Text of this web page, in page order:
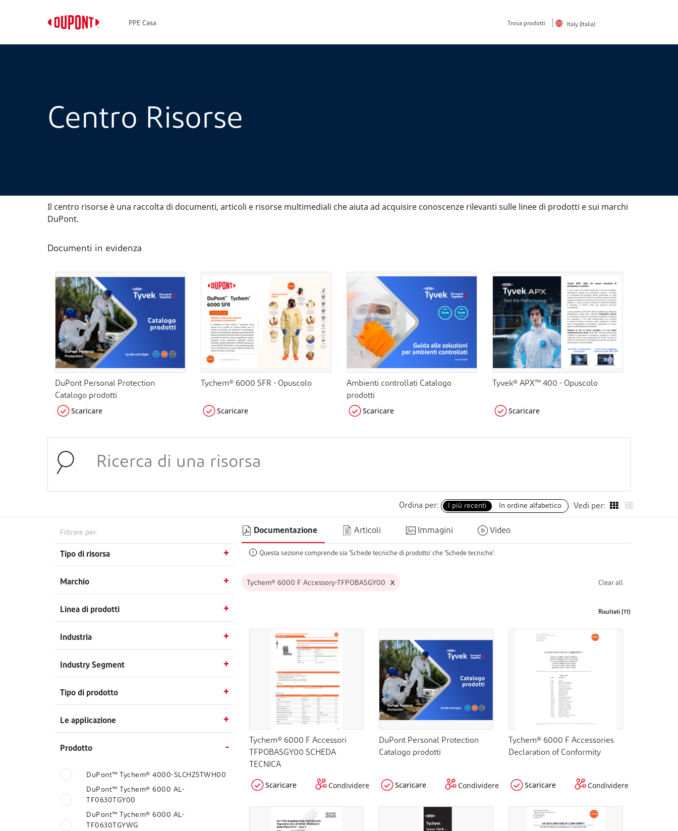
PPE Casa Trova prodotti Italy (Italia)
Centro Risorse
Il centro risorse è una raccolta di documenti, articoli e risorse multimediali che aiuta ad acquisire conoscenze rilevanti sulle linee di prodotti e sui marchi
DuPont.
Documenti in evidenza
DuPont Personal Protection
Catalogo prodotti
Scaricare
Tychem® 6000 SFR - Opuscolo
Scaricare
Ambienti controllati Catalogo
prodotti
Scaricare
Tyvek® APX™ 400 - Opuscolo
Scaricare
Vedi per:
Ordina per: I più recenti In ordine alfabetico
Filtrare per:
Tipo di risorsa
Marchio
Linea di prodotti
Industria
Industry Segment
Tipo di prodotto
Le applicazione
Prodotto
DuPont™ Tychem® 4000-SLCHZ5TWH00
DuPont™ Tychem® 6000 AL-
TF0630TGY00
DuPont™ Tychem® 6000 AL-
TF0630TGYWG
Documentazione Articoli Immagini Video
! Questa sezione comprende sia 'Schede tecniche di prodotto' che 'Schede tecniche'.
Tychem® 6000 F Accessory-TFPOBASGY00 x Clear all
Risultati (11 )
Tychem® 6000 F Accessori
TFPOBASGY00 SCHEDA
TECNICA
Scaricare Condividere
DuPont Personal Protection
Catalogo prodotti
Scaricare Condividere
Tychem® 6000 F Accessories
Declaration of Conformity
Scaricare Condividere